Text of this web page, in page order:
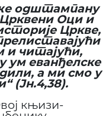
одштампану
Оци и
Цркве,
и читајући,
ум еванђелске
а ми смо у
(Јн.4,38).
књизи-